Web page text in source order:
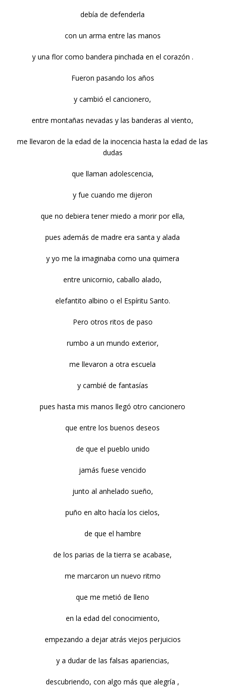
debía de defenderla
con un arma entre las manos
y una flor como bandera pinchada en el corazón .
Fueron pasando los años
y cambió el cancionero,
entre montañas nevadas y las banderas al viento,
me llevaron de la edad de la inocencia hasta la edad de las
dudas
que llaman adolescencia,
y fue cuando me dijeron
que no debiera tener miedo a morir por ella,
pues además de madre era santa y alada
y yo me la imaginaba como una quimera
entre unicornio, caballo alado,
elefantito albino o el Espíritu Santo.
Pero otros ritos de paso
rumbo a un mundo exterior,
me llevaron a otra escuela
y cambié de fantasías
pues hasta mis manos llegó otro cancionero
que entre los buenos deseos
de que el pueblo unido
jamás fuese vencido
junto al anhelado sueño,
puño en alto hacía los cielos,
de que el hambre
de los parias de la tierra se acabase,
me marcaron un nuevo ritmo
que me metió de lleno
en la edad del conocimiento,
empezando a dejar atrás viejos perjuicios
y a dudar de las falsas apariencias,
descubriendo, con algo más que alegría ,